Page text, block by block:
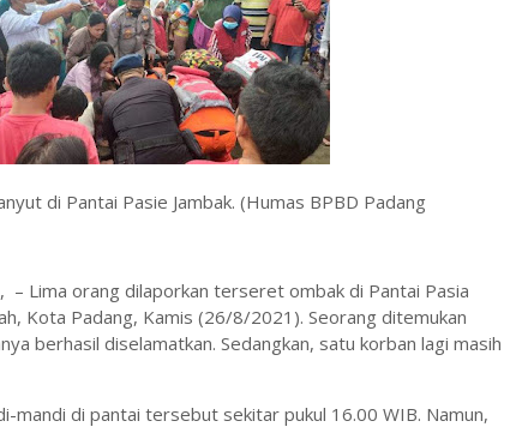
di Pantai Pasie Jambak. (Humas BPBD Padang
– Lima orang dilaporkan terseret ombak di Pantai Pasia
Kota Padang, Kamis (26/8/2021). Seorang ditemukan
berhasil diselamatkan. Sedangkan, satu korban lagi masih
mandi di pantai tersebut sekitar pukul 16.00 WIB. Namun,